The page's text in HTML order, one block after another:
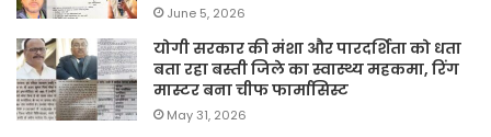
June 5, 2026
योगी सरकार की मंशा और पारदर्शिता को धता
बता रहा बस्ती जिले का स्वास्थ्य महकमा, रिंग
मास्टर बना चीफ फार्मासिस्ट
May 31, 2026